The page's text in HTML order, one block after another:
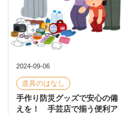
2024-09-06
道具のはなし
手作り防災グッズで安心の備
えを！ 手芸店で揃う便利ア